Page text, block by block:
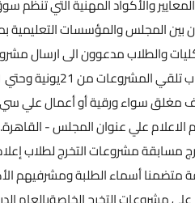
والأكواد المهنية التي تنظم
بين المجلس والمؤسسات
والطلاب مدعوون الى ارسال
مغلق سواء ورقية أو أعمال علي
علي عنوان المجلس - القاهرة.
المظروف من الخارج مسابقة مشروعات التخرج
متضمنا أسماء الطلبة ومشرفيهم